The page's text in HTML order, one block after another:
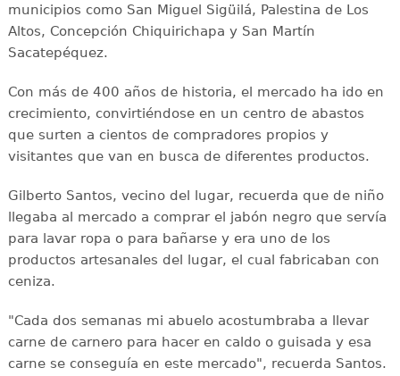
municipios como San Miguel Sigüilá, Palestina de Los
Altos, Concepción Chiquirichapa y San Martín
Sacatepéquez.
Con más de 400 años de historia, el mercado ha ido en
crecimiento, convirtiéndose en un centro de abastos
que surten a cientos de compradores propios y
visitantes que van en busca de diferentes productos.
Gilberto Santos, vecino del lugar, recuerda que de niño
llegaba al mercado a comprar el jabón negro que servía
para lavar ropa o para bañarse y era uno de los
productos artesanales del lugar, el cual fabricaban con
ceniza.
"Cada dos semanas mi abuelo acostumbraba a llevar
carne de carnero para hacer en caldo o guisada y esa
carne se conseguía en este mercado", recuerda Santos.